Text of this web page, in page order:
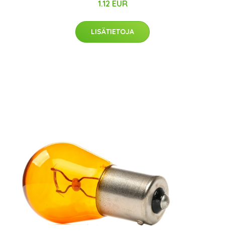
1.12 EUR
LISÄTIETOJA